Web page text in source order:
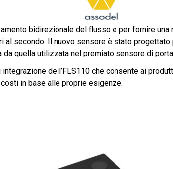
bidirezionale del flusso e per fornire
al secondo. Il nuovo sensore è stato progettato
quella utilizzata nel premiato sensore di
dell’FLS110 che consente ai
in base alle proprie esigenze.